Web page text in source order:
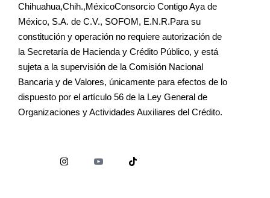
Chihuahua,Chih.,MéxicoConsorcio Contigo Aya de
México, S.A. de C.V., SOFOM, E.N.R.Para su
constitución y operación no requiere autorización de
la Secretaría de Hacienda y Crédito Público, y está
sujeta a la supervisión de la Comisión Nacional
Bancaria y de Valores, únicamente para efectos de lo
dispuesto por el artículo 56 de la Ley General de
Organizaciones y Actividades Auxiliares del Crédito.